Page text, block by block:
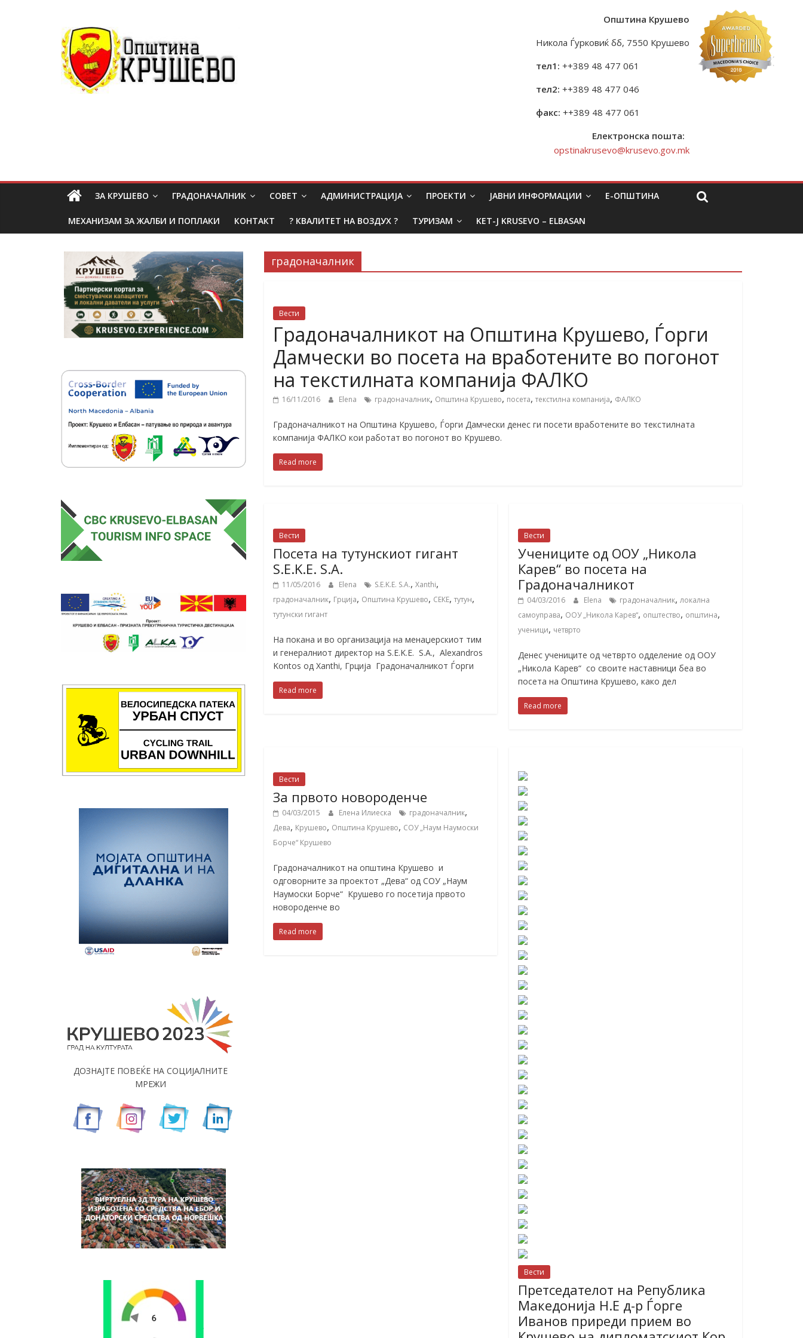
Општина Крушево
Никола Ѓурковиќ бб, 7550 Крушево
тел1: ++389 48 477 061
тел2: ++389 48 477 046
факс: ++389 48 477 061
Електронска пошта:
opstinakrusevo@krusevo.gov.mk
ЗА КРУШЕВО ГРАДОНАЧАЛНИК СОВЕТ АДМИНИСТРАЦИЈА ПРОЕКТИ ЈАВНИ ИНФОРМАЦИИ Е-ОПШТИНА
МЕХАНИЗАМ ЗА ЖАЛБИ И ПОПЛАКИ КОНТАКТ ? КВАЛИТЕТ НА ВОЗДУХ ? ТУРИЗАМ KET-J KRUSEVO – ELBASAN
градоначалник
Вести
Градоначалникот на Општина Крушево, Ѓорги
Дамчески во посета на вработените во погонот
на текстилната компанија ФАЛКО
16/11/2016 Elena градоначалник, Општина Крушево, посета, текстилна компанија, ФАЛКО
Градоначалникот на Општина Крушево, Ѓорги Дамчески денес ги посети вработените во текстилната
компанија ФАЛКО кои работат во погонот во Крушево.
Read more
Вести
Посета на тутунскиот гигант
S.E.K.E. S.A.
11/05/2016 Elena S.E.K.E. S.A., Xanthi,
градоначалник, Грција, Општина Крушево, СЕКЕ, тутун,
тутунски гигант
На покана и во организација на менаџерскиот тим
и генералниот директор на S.E.K.E. S.A., Alexandros
Kontos од Xanthi, Грција Градоначалникот Ѓорги
Read more
Вести
Учениците од ООУ „Никола
Карев“ во посета на
Градоначалникот
04/03/2016 Elena градоначалник,локална
самоуправа, ООУ „Никола Карев“, општество, општина,
ученици, четврто
Денес учениците од четврто одделение од ООУ
„Никола Карев“ со своите наставници беа во
посета на Општина Крушево, како дел
Read more
Вести
За првото новороденче
04/03/2015 Елена Илиеска градоначалник,
Дева, Крушево, Општина Крушево, СОУ „Наум Наумоски
Борче“ Крушево
Градоначалникот на општина Крушево и
одговорните за проектот „Дева“ од СОУ „Наум
Наумоски Борче“ Крушево го посетија првото
новороденче во
Read more
Вести
Претседателот на Република
Македонија Н.Е д-р Ѓорге
Иванов приреди прием во
ДОЗНАЈТЕ ПОВЕЌЕ НА СОЦИЈАЛНИТЕ
МРЕЖИ